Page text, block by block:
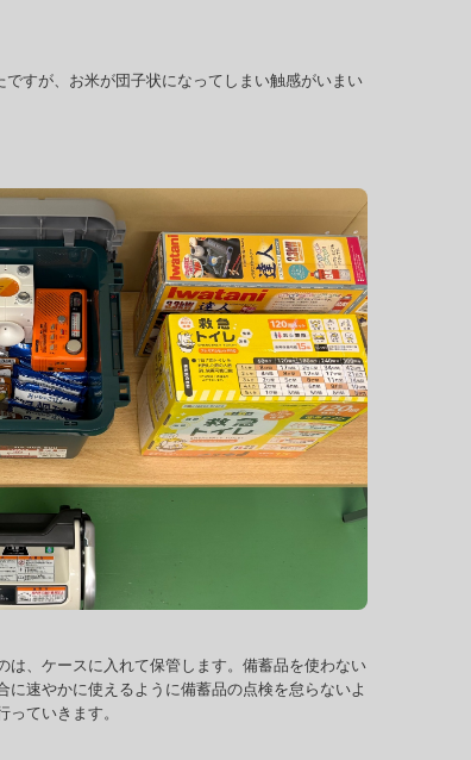
すが、お米が団子状になってしまい触感がいまい
は、ケースに入れて保管します。備蓄品を使わない
に速やかに使えるように備蓄品の点検を怠らないよ
ていきます。